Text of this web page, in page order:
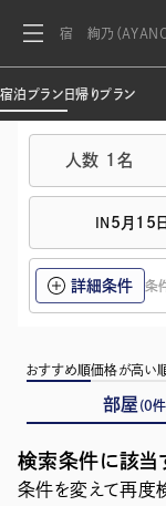
宿 絢乃（AYANO
宿泊プラン 日帰りプラン
人数 1 名
IN 5月15日
詳細条件 条
部屋 (0
おすすめ順価格が高い
検索条件に該当
条件を変えて再度検